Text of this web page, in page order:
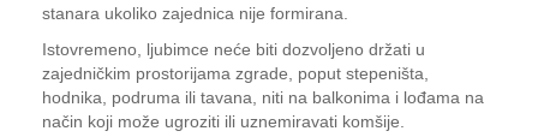
stanara ukoliko zajednica nije formirana.
Istovremeno, ljubimce neće biti dozvoljeno držati u
zajedničkim prostorijama zgrade, poput stepeništa,
hodnika, podruma ili tavana, niti na balkonima i lođama na
način koji može ugroziti ili uznemiravati komšije.